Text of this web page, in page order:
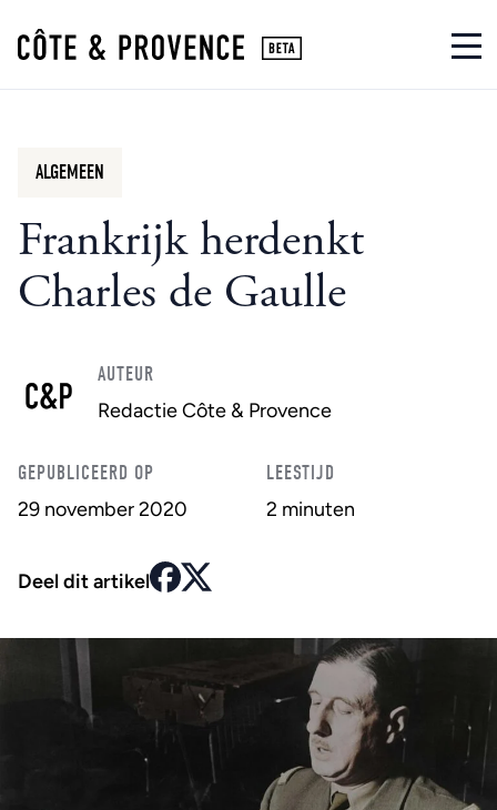
Frankrijk herdenkt
Charles de Gaulle
ALGEMEEN
AUTEUR
Redactie Côte & Provence
GEPUBLICEERD OP
29 november 2020
LEESTIJD
2 minuten
Deel dit artikel